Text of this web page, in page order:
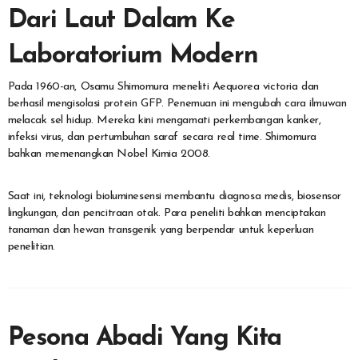
Dari Laut Dalam Ke
Laboratorium Modern
Pada 1960-an, Osamu Shimomura meneliti Aequorea victoria dan
berhasil mengisolasi protein GFP. Penemuan ini mengubah cara ilmuwan
melacak sel hidup. Mereka kini mengamati perkembangan kanker,
infeksi virus, dan pertumbuhan saraf secara real time. Shimomura
bahkan memenangkan Nobel Kimia 2008.
Saat ini, teknologi bioluminesensi membantu diagnosa medis, biosensor
lingkungan, dan pencitraan otak. Para peneliti bahkan menciptakan
tanaman dan hewan transgenik yang berpendar untuk keperluan
penelitian.
Pesona Abadi Yang Kita